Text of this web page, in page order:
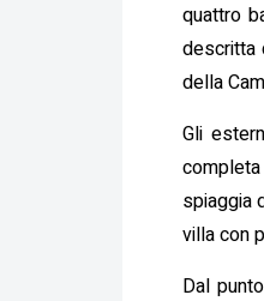
quattro
descritta
della
Gli
spiaggia
villa con
Dal